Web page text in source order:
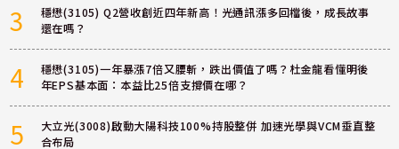
3
穩懋(3105) Q2營收創近四年新高！光通訊漲多回檔後，成長故事
還在嗎？
4
穩懋(3105)一年暴漲7倍又腰斬，跌出價值了嗎？杜金龍看懂明後
年EPS基本面：本益比25倍支撐價在哪？
5
大立光(3008)啟動大陽科技100%持股整併 加速光學與VCM垂直整
合布局